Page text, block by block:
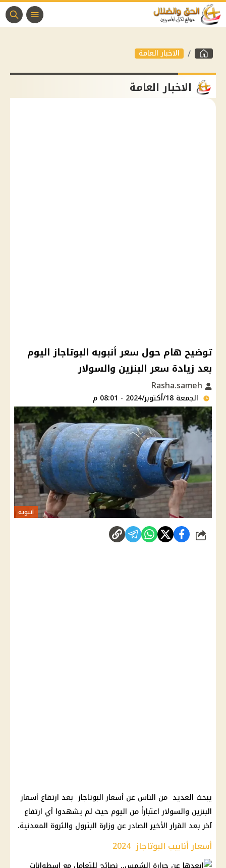
الاخبار العامة
الاخبار العامة
توضيح هام حول سعر أنبوبه البوتاجاز اليوم
بعد زيادة سعر البنزين والسولار
الجمعة 18/أكتوبر/2024 - 08:01 م
انبوبه
شارك
يبحث العديد من الناس عن أسعار البوتاجاز بعد ارتفاع أسعار
البنزين والسولار اعتباراً من اليوم حيث لم يشهدوا أي ارتفاع
آخر بعد القرار الأخير الصادر عن وزارة البترول والثروة المعدنية.
أسعار أنابيب البوتاجاز 2024